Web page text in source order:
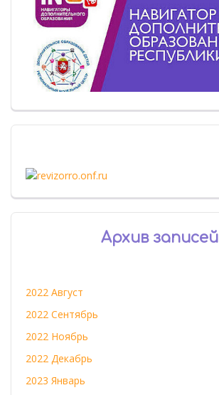
Архив записей
2022 Август
2022 Сентябрь
2022 Ноябрь
2022 Декабрь
2023 Январь